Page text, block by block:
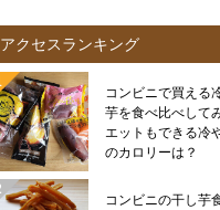
アクセスランキング
コンビニで買える
芋を食べ比べして
エットもできる冷
のカロリーは？
コンビニの干し芋